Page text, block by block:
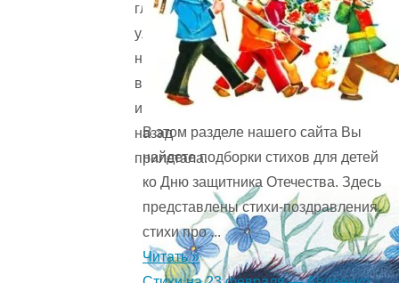
гладить,
улетала
на
волю
и
назад
прилетала.
В этом разделе нашего сайта Вы
найдете подборки стихов для детей
ко Дню защитника Отечества. Здесь
представлены стихи-поздравления,
стихи про ...
Читать »